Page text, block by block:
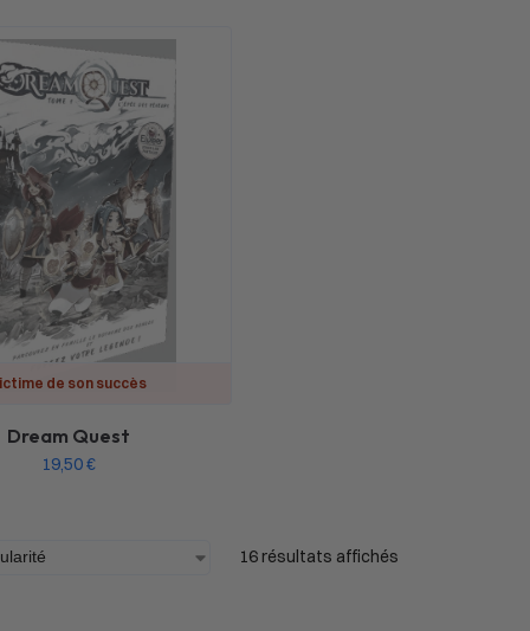
de son succès
Dream Quest
19,50€
16 résultats affichés